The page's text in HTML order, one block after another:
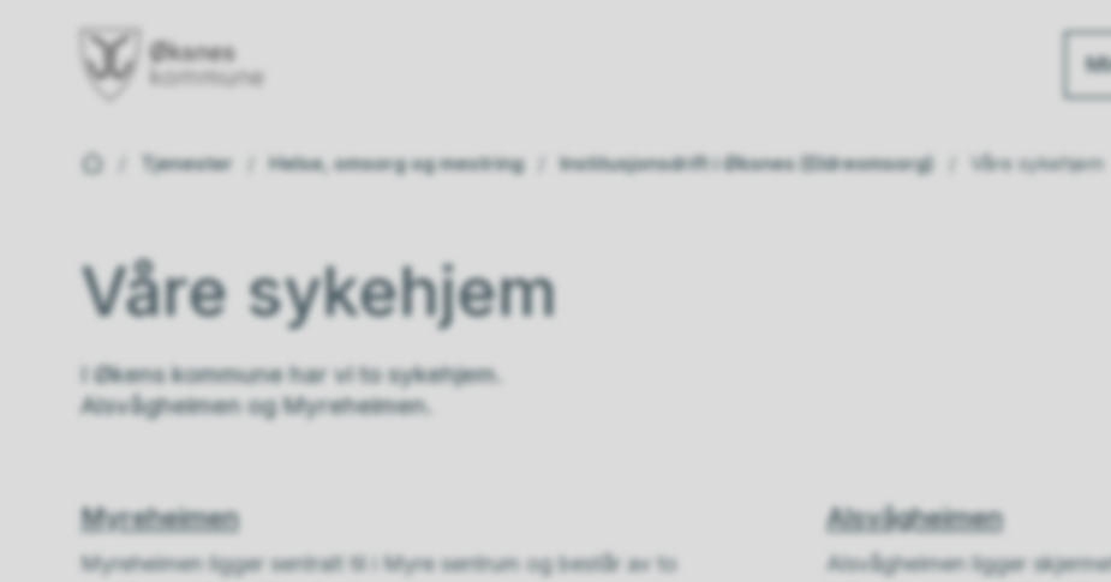
Du er her:Tjenester Helse, omsorg og mestring Institusjonsdrift i Øksnes (Eldreomsorg) Våre sykehjem
Våre sykehjem
I Økens kommune har vi to sykehjem.
Alsvågheimen og Myreheimen.
Myreheimen
Myreheimen ligger sentralt til i Myre sentrum og består av to
Alsvågheimen
Alsvågheimen ligger